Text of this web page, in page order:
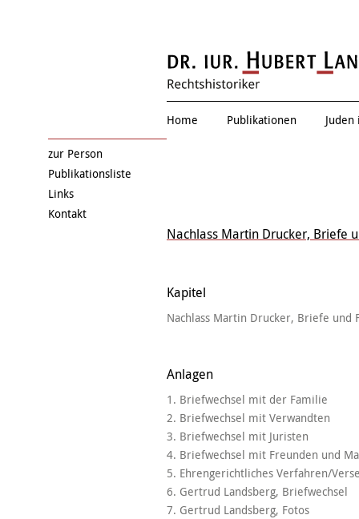
Zwischen allen
Home Publikationen
Nachlass Martin Drucker, Briefe
Kapitel
Nachlass Martin Drucker, Briefe und
Anlagen
1. Briefwechsel mit der Familie
2. Briefwechsel mit Verwandten
3. Briefwechsel mit Juristen
4. Briefwechsel mit Freunden und
5. Ehrengerichtliches Verfahren/
6. Gertrud Landsberg, Briefwechsel
7. Gertrud Landsberg, Fotos
zur Person
Publikationsliste
Links
Kontakt